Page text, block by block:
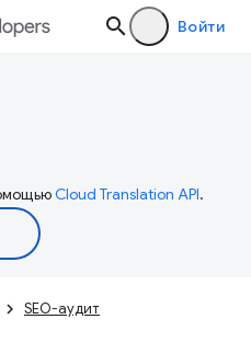
Войти
Cloud Translation API.
SEO-аудит